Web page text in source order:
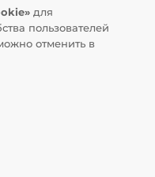
для
пользователей
отменить в